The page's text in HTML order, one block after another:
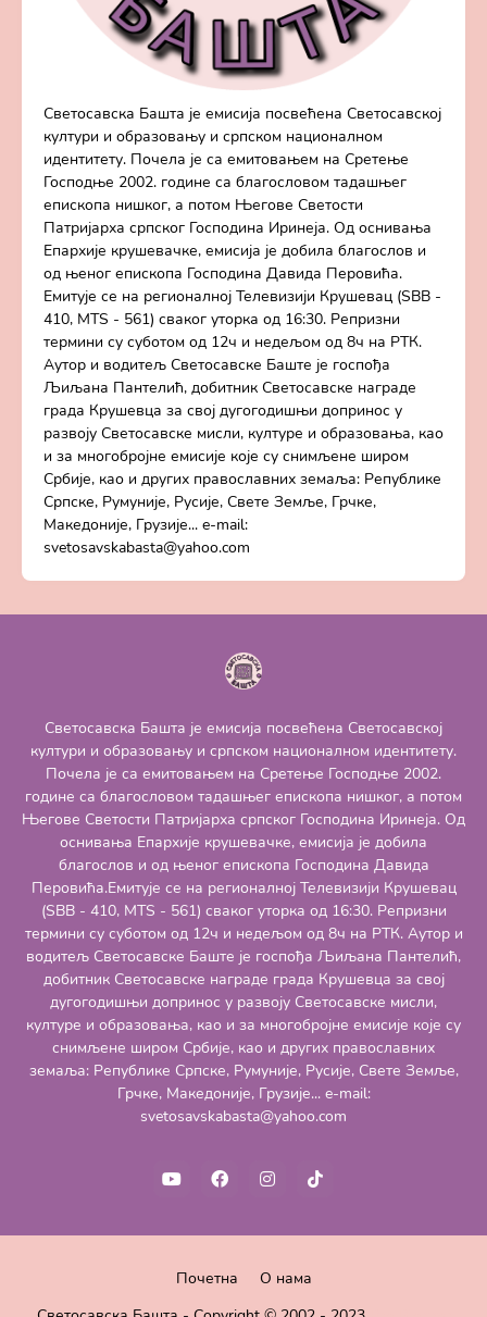
Светосавска Башта је емисија посвећена Светосавској
култури и образовању и српском националном
идентитету. Почела је са емитовањем на Сретење
Господње 2002. године са благословом тадашњег
епископа нишког, а потом Његове Светости
Патријарха српског Господина Иринеја. Од оснивања
Епархије крушевачке, емисија је добила благослов и
од њеног епископа Господина Давида Перовића.
Емитује се на регионалној Телевизији Крушевац (SBB -
410, MTS - 561) сваког уторка од 16:30. Репризни
термини су суботом од 12ч и недељом од 8ч на РТК.
Аутор и водитељ Светосавске Баште је госпођа
Љиљана Пантелић, добитник Светосавске награде
града Крушевца за свој дугогодишњи допринос у
развоју Светосавске мисли, културе и образовања, као
и за многобројне емисије које су снимљене широм
Србије, као и других православних земаља: Републике
Српске, Румуније, Русије, Свете Земље, Грчке,
Македоније, Грузије... e-mail:
svetosavskabasta@yahoo.com
Светосавска Башта је емисија посвећена Светосавској
култури и образовању и српском националном идентитету.
Почела је са емитовањем на Сретење Господње 2002.
године са благословом тадашњег епископа нишког, а потом
Његове Светости Патријарха српског Господина Иринеја. Од
оснивања Епархије крушевачке, емисија је добила
благослов и од њеног епископа Господина Давида
Перовића.Емитује се на регионалној Телевизији Крушевац
(SBB - 410, MTS - 561) сваког уторка од 16:30. Репризни
термини су суботом од 12ч и недељом од 8ч на РТК. Аутор и
водитељ Светосавске Баште је госпођа Љиљана Пантелић,
добитник Светосавске награде града Крушевца за свој
дугогодишњи допринос у развоју Светосавске мисли,
културе и образовања, као и за многобројне емисије које су
снимљене широм Србије, као и других православних
земаља: Републике Српске, Румуније, Русије, Свете Земље,
Грчке, Македоније, Грузије... e-mail:
svetosavskabasta@yahoo.com
Почетна О нама